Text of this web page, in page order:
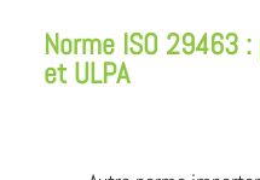
Norme ISO 29463
et ULPA